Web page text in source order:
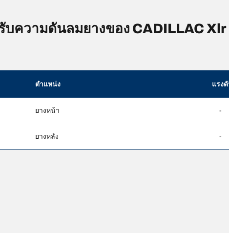
ความดันลมยางของ CADILLAC Xlr
ตำแหน่ง แรง
ยางหน้า -
ยางหลัง -